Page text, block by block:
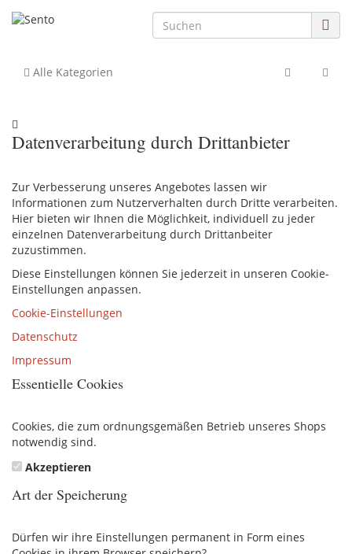
Alle Kategorien
Datenverarbeitung durch Drittanbieter
Zur Verbesserung unseres Angebotes lassen wir
Informationen zum Nutzerverhalten durch Dritte verarbeiten.
Hier bieten wir Ihnen die Möglichkeit, individuell zu jeder
einzelnen Datenverarbeitung durch Drittanbeiter
zuzustimmen.
Diese Einstellungen können Sie jederzeit in unseren Cookie-
Einstellungen anpassen.
Cookie-Einstellungen
Datenschutz
Impressum
Essentielle Cookies
Cookies, die zum ordnungsgemäßen Betrieb unseres Shops
notwendig sind.
Akzeptieren
Art der Speicherung
Dürfen wir ihre Einstellungen permanent in Form eines